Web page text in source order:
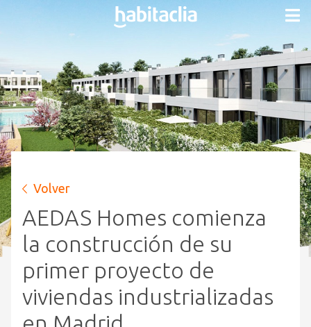
Volver
AEDAS Homes comienza
la construcción de su
primer proyecto de
viviendas industrializadas